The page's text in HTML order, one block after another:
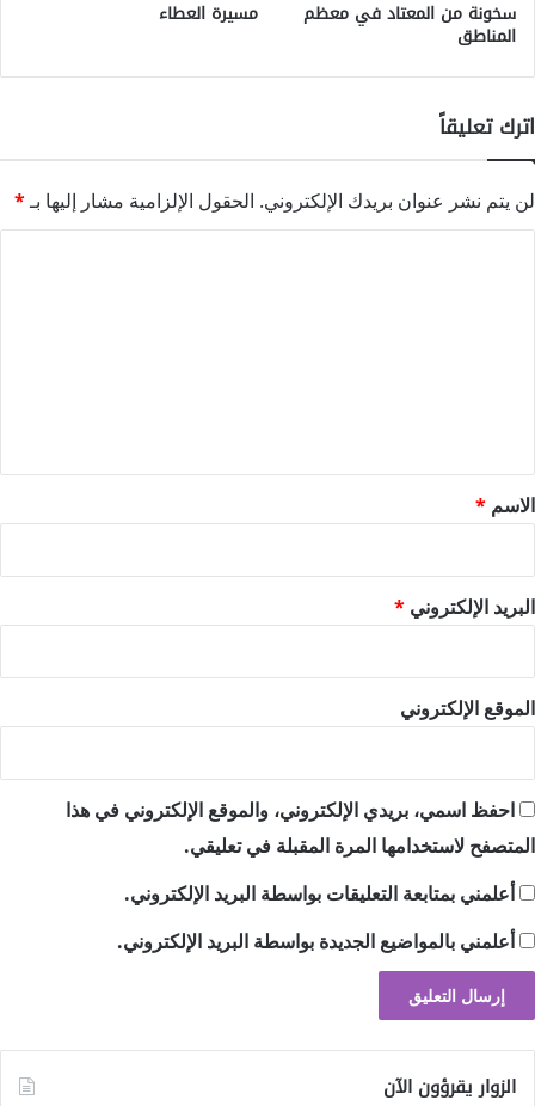
سخونة من المعتاد في معظم
المناطق
مسيرة العطاء
اترك تعليقاً
لن يتم نشر عنوان بريدك الإلكتروني. الحقول الإلزامية مشار إليها بـ*
*
الاسم *
البريد الإلكتروني *
الموقع الإلكتروني
احفظ اسمي، بريدي الإلكتروني، والموقع الإلكتروني في هذا
المتصفح لاستخدامها المرة المقبلة في تعليقي.
أعلمني بمتابعة التعليقات بواسطة البريد الإلكتروني.
أعلمني بالمواضيع الجديدة بواسطة البريد الإلكتروني.
الزوار يقرؤون الآن